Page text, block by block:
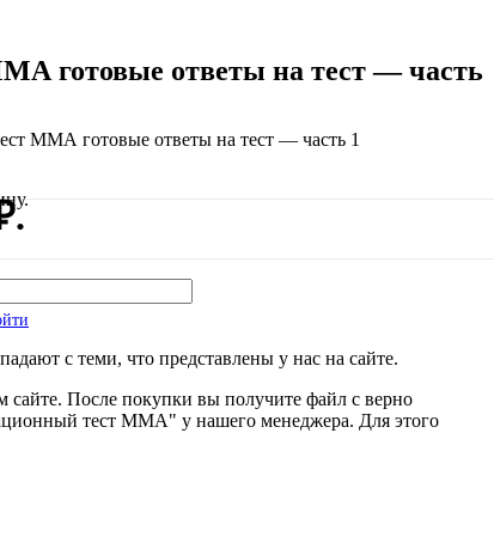
готовые ответы на тест — часть
ММА готовые ответы на тест — часть 1
с теми, что представлены у нас на сайте.
После покупки вы получите файл с верно
тест ММА" у нашего менеджера. Для этого